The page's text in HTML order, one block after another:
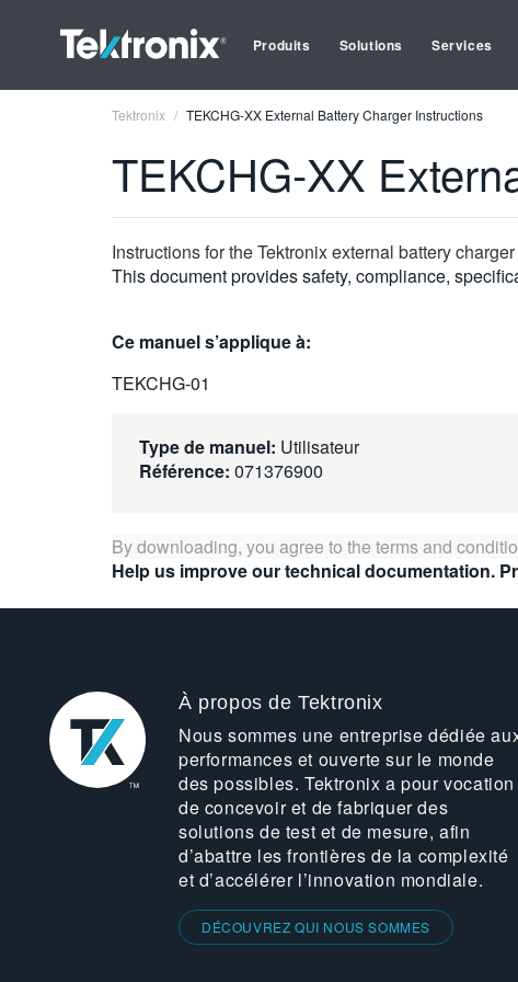
Produits Solutions Services
Tektronix TEKCHG-XX External Battery Charger Instructions
TEKCHG-XX
Instructions for the Tektronix external battery charger
This document provides safety, compliance,
Ce manuel s’applique à:
TEKCHG-01
Type de manuel: Utilisateur
Référence: 071376900
By downloading, you agree to the terms and
Help us improve our technical documentation.
À propos de Tektronix
Nous sommes une entreprise dédiée
performances et ouverte sur le monde
des possibles. Tektronix a pour vocation
de concevoir et de fabriquer des
solutions de test et de mesure, afin
d’abattre les frontières de la complexité
et d’accélérer l’innovation mondiale.
DÉCOUVREZ QUI NOUS SOMMES